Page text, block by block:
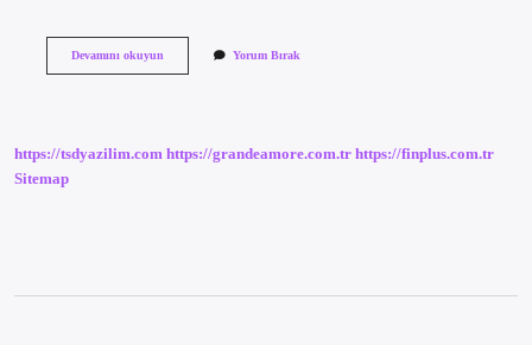
Devamını okuyunCadde
Yorum Bırak
https://tsdyazilim.com https://grandeamore.com.tr https://finplus.com.tr
Sitemap